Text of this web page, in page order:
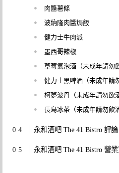
肉醬薯條
波納隆肉醬焗飯
健力士牛肉派
墨西哥辣椒
草莓氣泡酒（未成年請勿
健力士黑啤酒（未成年請
柯夢波丹（未成年請勿飲
長島冰茶（未成年請勿飲
永和酒吧 The 41 Bistro 評論
永和酒吧 The 41 Bistro 營